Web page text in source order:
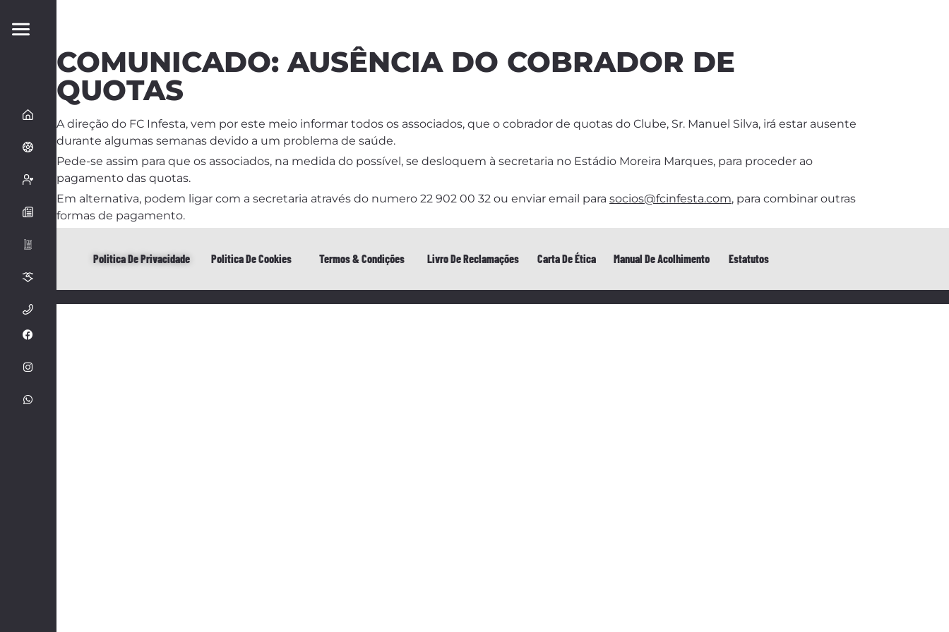
COMUNICADO: AUSÊNCIA DO COBRADOR DE
QUOTAS
A direção do FC Infesta, vem por este meio informar todos os associados, que o cobrador de quotas do Clube, Sr. Manuel Silva, irá estar ausente
durante algumas semanas devido a um problema de saúde.
Pede-se assim para que os associados, na medida do possível, se desloquem à secretaria no Estádio Moreira Marques, para proceder ao
pagamento das quotas.
Em alternativa, podem ligar com a secretaria através do numero 22 902 00 32 ou enviar email para socios@fcinfesta.com, para combinar outras
formas de pagamento.
Politica De Privacidade Politica De Cookies Termos & Condições Livro De Reclamações Carta De Ética Manual De Acolhimento Estatutos